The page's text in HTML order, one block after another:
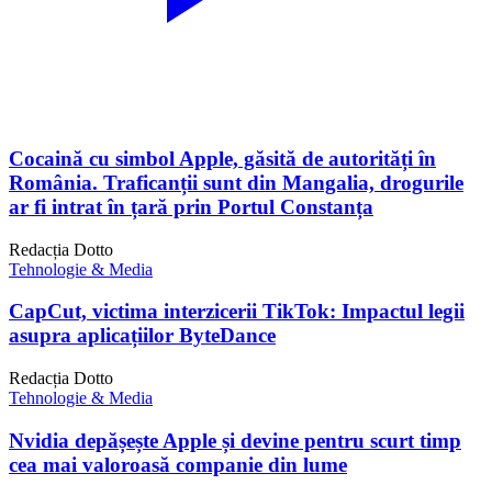
Cocaină cu simbol Apple, găsită de autorități în
România. Traficanții sunt din Mangalia, drogurile
ar fi intrat în țară prin Portul Constanța
Redacția Dotto
Tehnologie & Media
CapCut, victima interzicerii TikTok: Impactul legii
asupra aplicațiilor ByteDance
Redacția Dotto
Tehnologie & Media
Nvidia depășește Apple și devine pentru scurt timp
cea mai valoroasă companie din lume